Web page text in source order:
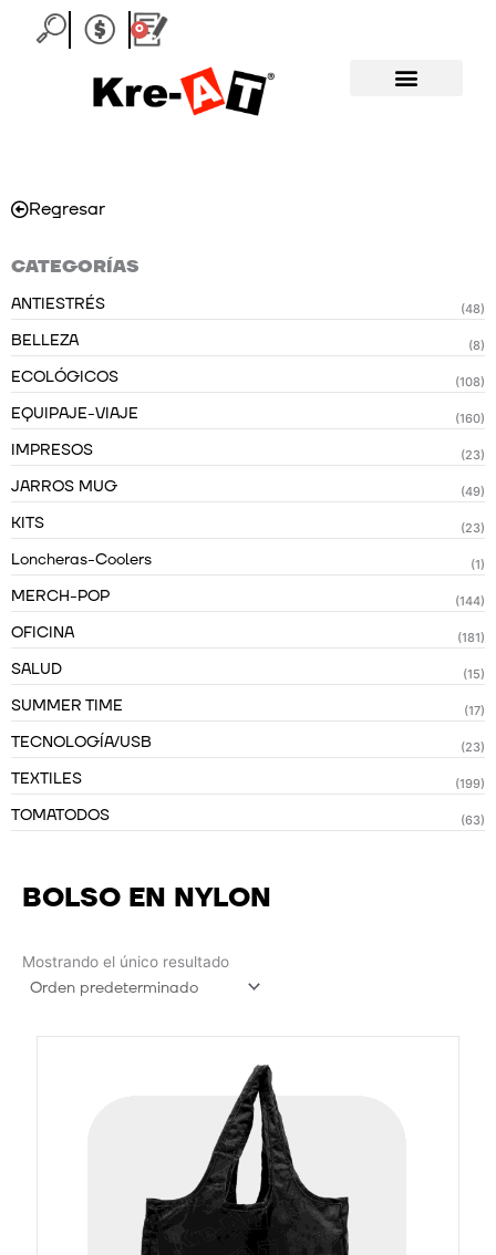
0
Carrito
Regresar
CATEGORÍAS
ANTIESTRÉS (48)
BELLEZA (8)
ECOLÓGICOS (108)
EQUIPAJE-VIAJE (160)
IMPRESOS (23)
JARROS MUG (49)
KITS (23)
Loncheras-Coolers (1)
MERCH-POP (144)
OFICINA (181)
SALUD (15)
SUMMER TIME (17)
TECNOLOGÍA/USB (23)
TEXTILES (199)
TOMATODOS (63)
BOLSO EN NYLON
Mostrando el único resultado